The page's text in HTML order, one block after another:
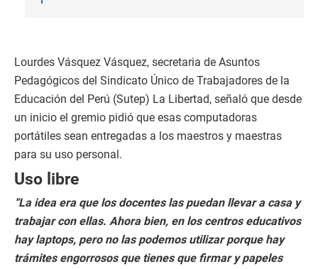
Lourdes Vásquez Vásquez, secretaria de Asuntos
Pedagógicos del Sindicato Único de Trabajadores de la
Educación del Perú (Sutep) La Libertad, señaló que desde
un inicio el gremio pidió que esas computadoras
portátiles sean entregadas a los maestros y maestras
para su uso personal.
Uso libre
“La idea era que los docentes las puedan llevar a casa y
trabajar con ellas. Ahora bien, en los centros educativos
hay laptops, pero no las podemos utilizar porque hay
trámites engorrosos que tienes que firmar y papeles